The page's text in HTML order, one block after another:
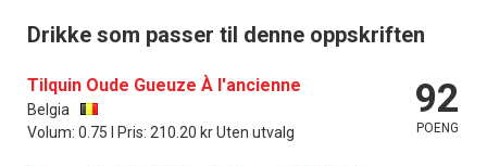
Drikke som passer til denne oppskriften
Tilquin Oude Gueuze À l'ancienne
Belgia
Volum: 0.75 l Pris: 210.20 kr Uten utvalg
92
POENG